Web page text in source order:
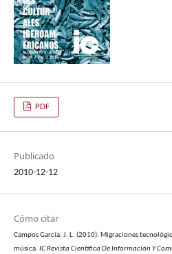
PDF
Publicado
2010-12-12
Cómo citar
Campos García, J. L. (2010). Migraciones
música. IC Revista Científica De Información Y